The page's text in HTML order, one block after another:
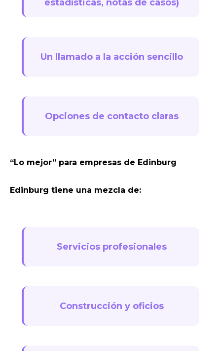
estadísticas, notas de casos)
Un llamado a la acción sencillo
Opciones de contacto claras
“Lo mejor” para empresas de Edinburg
Edinburg tiene una mezcla de:
Servicios profesionales
Construcción y oficios